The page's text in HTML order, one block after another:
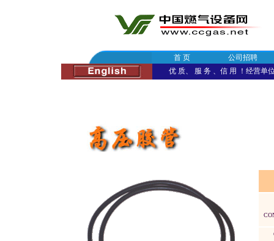
首 页
公司招聘
优 质、 服 务 、信 用 ！经营单